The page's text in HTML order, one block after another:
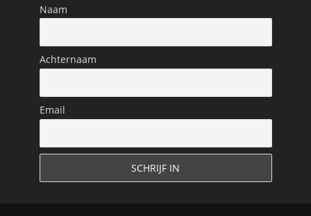
Naam
Achternaam
Email